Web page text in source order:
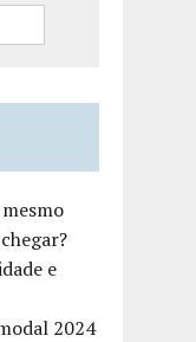
e
2024